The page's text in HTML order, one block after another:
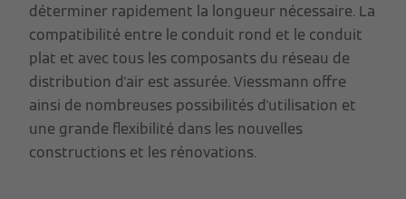
déterminer rapidement la longueur nécessaire. La
compatibilité entre le conduit rond et le conduit
plat et avec tous les composants du réseau de
distribution d'air est assurée. Viessmann offre
ainsi de nombreuses possibilités d'utilisation et
une grande flexibilité dans les nouvelles
constructions et les rénovations.